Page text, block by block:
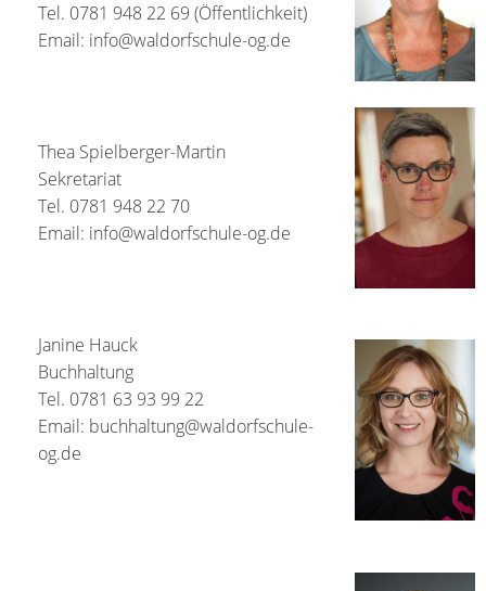
Tel. 0781 948 22 69 (Öffentlichkeit)
Email: info@waldorfschule-og.de
Thea Spielberger-Martin
Sekretariat
Tel. 0781 948 22 70
Email: info@waldorfschule-og.de
Janine Hauck
Buchhaltung
Tel. 0781 63 93 99 22
Email: buchhaltung@waldorfschule-
og.de